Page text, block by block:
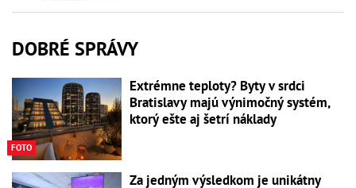
DOBRÉ SPRÁVY
FOTO
Extrémne teploty? Byty v srdci
Bratislavy majú výnimočný systém,
ktorý ešte aj šetrí náklady
Za jedným výsledkom je unikátny